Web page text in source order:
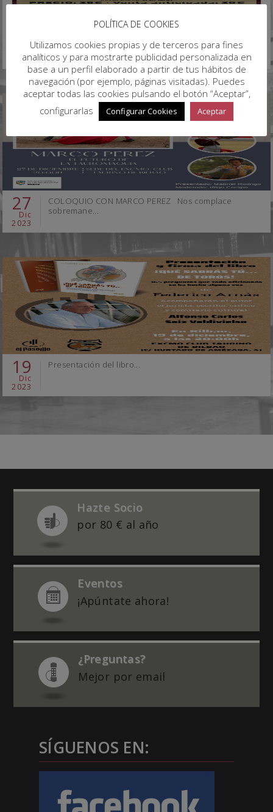
29
Jun
2024
"PLATILLERI...
27
Dic
2023
COLOQUIO CON MARCO PEREZ Nos complace
sobremane...
19
Dic
2023
Presentación del libro...
Hazte Socio
por 80 € al año
Eventos
¡Apúntate ahora!
¿Preguntas?
Mejor por email
SÍGUENOS EN:
POLÍTICA DE COOKIES
Utilizamos cookies propias y de terceros para fines
analíticos y para mostrarte publicidad personalizada en
base a un perfil elaborado a partir de tus hábitos de
navegación (por ejemplo, páginas visitadas). Puedes
aceptar todas las cookies pulsando el botón “Aceptar”,
configurarlas
Configurar Cookies Aceptar